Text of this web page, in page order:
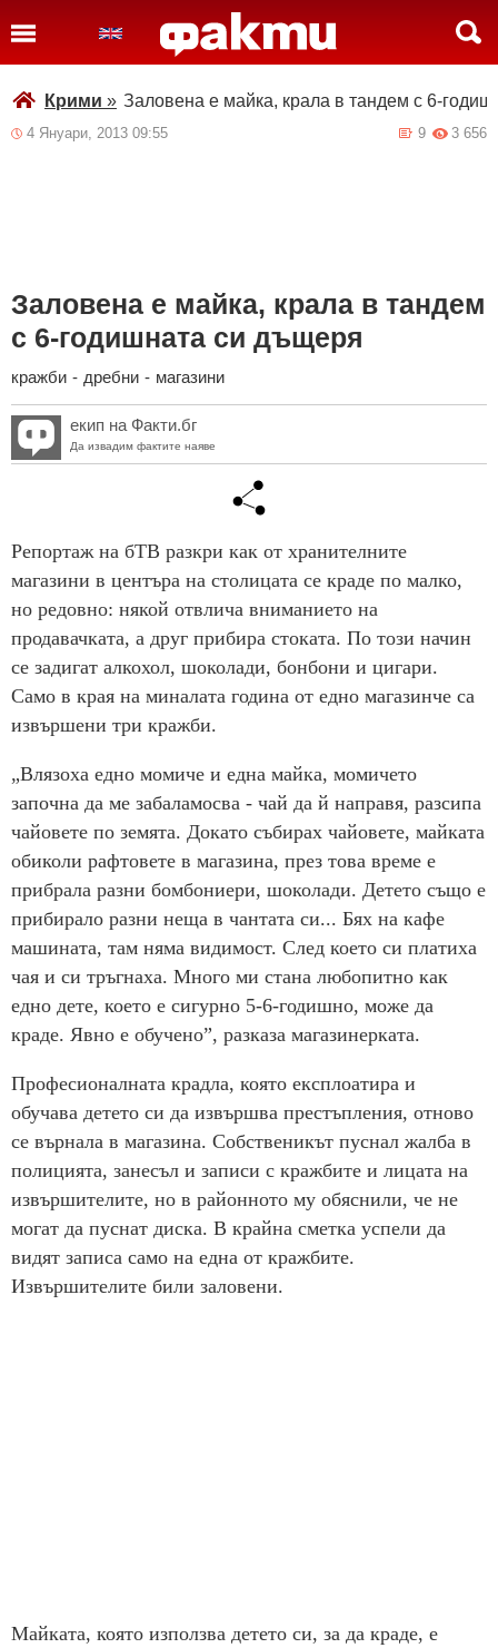
Крими » Заловена е майка, крала в тандем с 6-
4 Януари, 2013 09:55 3 656
9
Заловена е майка, крала в тандем
с 6-годишната си дъщеря
кражби - дребни - магазини
екип на Факти.бг
Да извадим фактите наяве
Репортаж на бТВ разкри как от хранителните
магазини в центъра на столицата се краде по малко,
но редовно: някой отвлича вниманието на
продавачката, а друг прибира стоката. По този начин
се задигат алкохол, шоколади, бонбони и цигари.
Само в края на миналата година от едно магазинче са
извършени три кражби.
„Влязоха едно момиче и една майка, момичето
започна да ме забаламосва - чай да й направя, разсипа
чайовете по земята. Докато събирах чайовете, майката
обиколи рафтовете в магазина, през това време е
прибрала разни бомбониери, шоколади. Детето също е
прибирало разни неща в чантата си... Бях на кафе
машината, там няма видимост. След което си платиха
чая и си тръгнаха. Много ми стана любопитно как
едно дете, което е сигурно 5-6-годишно, може да
краде. Явно е обучено”, разказа магазинерката.
Професионалната крадла, която експлоатира и
обучава детето си да извършва престъпления, отново
се върнала в магазина. Собственикът пуснал жалба в
полицията, занесъл и записи с кражбите и лицата на
извършителите, но в районното му обяснили, че не
могат да пуснат диска. В крайна сметка успели да
видят записа само на една от кражбите.
Извършителите били заловени.
Майката, която използва детето си, за да краде, е